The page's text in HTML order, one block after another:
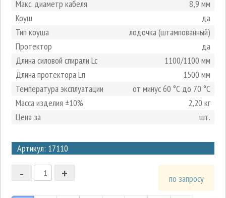
Макс. диаметр кабеля
8,9 мм
Коуш
да
Тип коуша
лодочка (штампованный)
Протектор
да
Длина силовой спирали Lc
1100/1100 мм
Длина протектора Lп
1500 мм
Температура эксплуатации
от минус 60 °С до 70 °С
Масса изделия ±10%
2,20 кг
Цена за
шт.
Артикул: 17110
2
1
+
- по запросу